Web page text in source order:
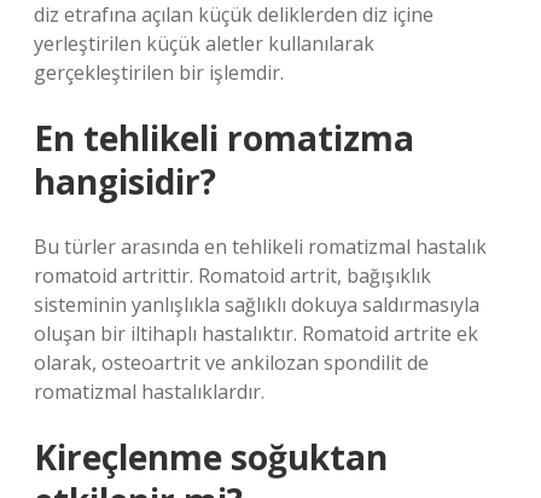
diz etrafına açılan küçük deliklerden diz içine
yerleştirilen küçük aletler kullanılarak
gerçekleştirilen bir işlemdir.
En tehlikeli romatizma
hangisidir?
Bu türler arasında en tehlikeli romatizmal hastalık
romatoid artrittir. Romatoid artrit, bağışıklık
sisteminin yanlışlıkla sağlıklı dokuya saldırmasıyla
oluşan bir iltihaplı hastalıktır. Romatoid artrite ek
olarak, osteoartrit ve ankilozan spondilit de
romatizmal hastalıklardır.
Kireçlenme soğuktan